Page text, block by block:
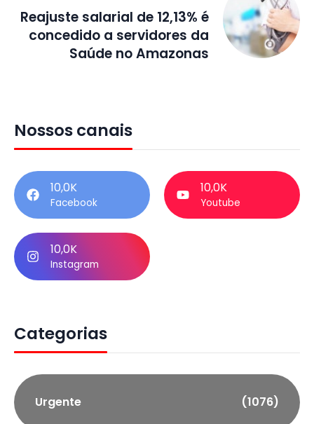
Reajuste salarial de 12,13% é
concedido a servidores da
Saúde no Amazonas
Nossos canais
10,0K
Facebook
10,0K
Youtube
10,0K
Instagram
Categorias
Urgente (1076)